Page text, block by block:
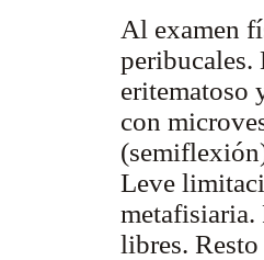
Al examen
peribucales.
eritematoso
con
Leve
libres.